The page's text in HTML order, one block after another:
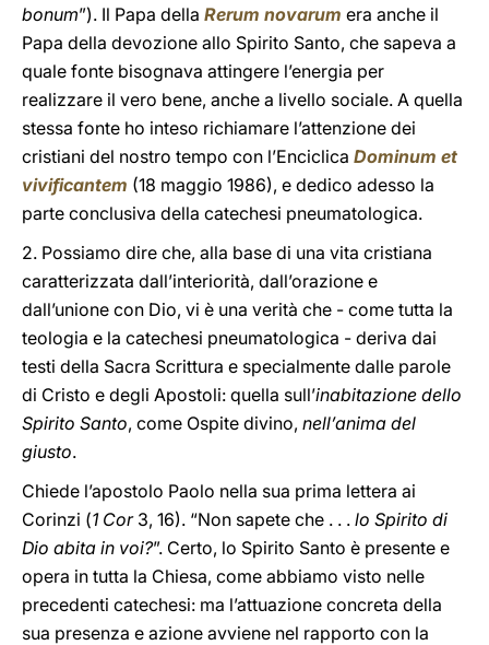
bonum”). Il Papa della Rerum novarum era anche il
Papa della devozione allo Spirito Santo, che sapeva a
quale fonte bisognava attingere l’energia per
realizzare il vero bene, anche a livello sociale. A quella
stessa fonte ho inteso richiamare l’attenzione dei
cristiani del nostro tempo con l’Enciclica Dominum et
vivificantem (18 maggio 1986), e dedico adesso la
parte conclusiva della catechesi pneumatologica.
2. Possiamo dire che, alla base di una vita cristiana
caratterizzata dall’interiorità, dall’orazione e
dall’unione con Dio, vi è una verità che - come tutta la
teologia e la catechesi pneumatologica - deriva dai
testi della Sacra Scrittura e specialmente dalle parole
di Cristo e degli Apostoli: quella sull’inabitazione dello
Spirito Santo, come Ospite divino, nell’anima del
giusto.
Chiede l’apostolo Paolo nella sua prima lettera ai
Corinzi (1 Cor 3, 16). “Non sapete che . . . lo Spirito di
Dio abita in voi?”. Certo, lo Spirito Santo è presente e
opera in tutta la Chiesa, come abbiamo visto nelle
precedenti catechesi: ma l’attuazione concreta della
sua presenza e azione avviene nel rapporto con la